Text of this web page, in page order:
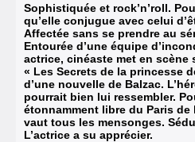
Sophistiquée et rock’n’roll.
qu’elle conjugue avec celui
Affectée sans se prendre au
Entourée d’une équipe
actrice, cinéaste met en scène
« Les Secrets de la princesse
d’une nouvelle de Balzac.
pourrait bien lui ressembler.
étonnamment libre du Paris de
vaut tous les mensonges.
L’actrice a su apprécier.